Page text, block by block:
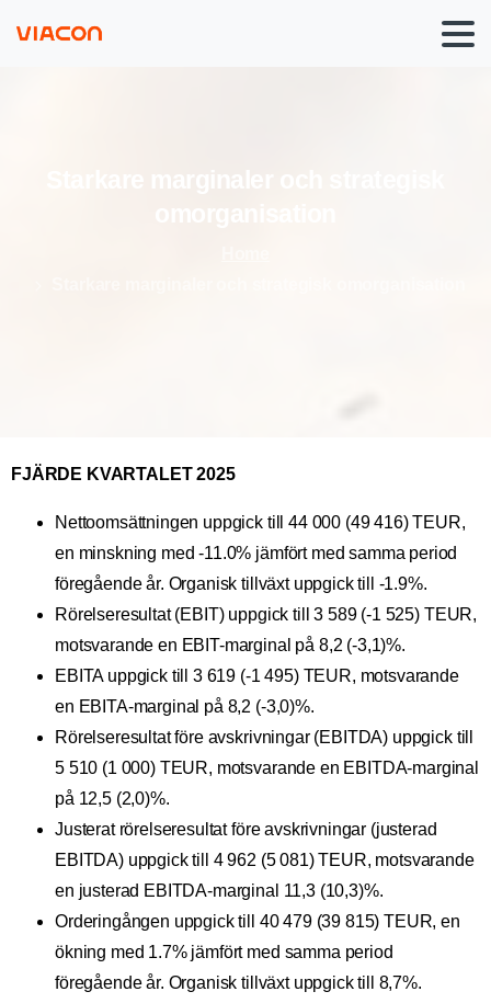
FJÄRDE KVARTALET 2025
Nettoomsättningen uppgick till 44 000 (49 416) TEUR,
en minskning med -11.0% jämfört med samma period
föregående år. Organisk tillväxt uppgick till -1.9%.
Rörelseresultat (EBIT) uppgick till 3 589 (-1 525) TEUR,
motsvarande en EBIT-marginal på 8,2 (-3,1)%.
EBITA uppgick till 3 619 (-1 495) TEUR, motsvarande
en EBITA-marginal på 8,2 (-3,0)%.
Rörelseresultat före avskrivningar (EBITDA) uppgick till
5 510 (1 000) TEUR, motsvarande en EBITDA-marginal
på 12,5 (2,0)%.
Justerat rörelseresultat före avskrivningar (justerad
EBITDA) uppgick till 4 962 (5 081) TEUR, motsvarande
en justerad EBITDA-marginal 11,3 (10,3)%.
Orderingången uppgick till 40 479 (39 815) TEUR, en
ökning med 1.7% jämfört med samma period
föregående år. Organisk tillväxt uppgick till 8,7%.